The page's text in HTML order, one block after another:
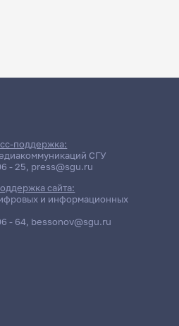
поддержка:
СГУ
- 25, press@sgu.ru
сайта:
и информационных
- 64, bessonov@sgu.ru